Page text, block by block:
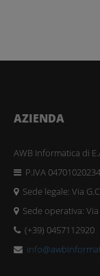
AZIENDA
AWB Informatica di
P.IVA 04701020234
Sede legale: Via
Sede operativa: Via
(+39) 0457112920